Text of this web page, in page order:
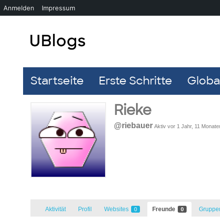
Startseite Erste Schritte
Rieke
@riebauer Aktiv vor 1 Jahr, 11
Aktivität Profil Websites 0 Freunde 0
Anmelden Impressum